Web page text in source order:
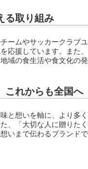
る取り組み
ームやサッカークラブ
応援しています。また
域の食生活や食文化の
これからも全国へ
と想いを軸に、より多
、「大切な人に贈りた
いまで伝わるブランド